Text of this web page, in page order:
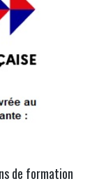
de formation